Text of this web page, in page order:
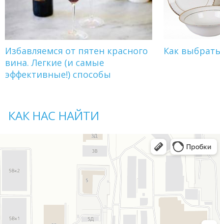
Избавляемся от пятен красного
вина. Легкие (и самые
эффективные!) способы
Как
КАК НАС НАЙТИ